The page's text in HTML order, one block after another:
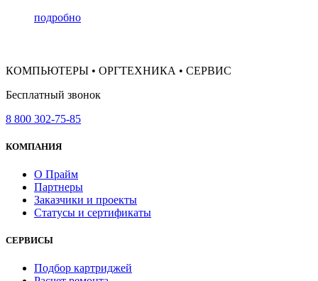
подробно
КОМПЬЮТЕРЫ • ОРГТЕХНИКА • СЕРВИС
Бесплатный звонок
8 800 302-75-85
КОМПАНИЯ
О Прайм
Партнеры
Заказчики и проекты
Статусы и сертификаты
СЕРВИСЫ
Подбор картриджей